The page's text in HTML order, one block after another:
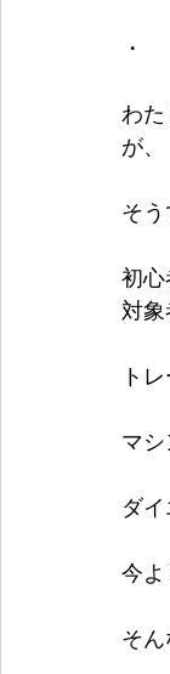
・
わ
が、
そう
初
対
ト
マシ
ダイ
今
そ